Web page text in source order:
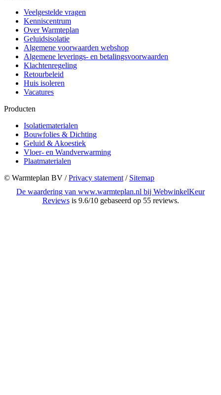
Veelgestelde vragen
Kenniscentrum
Over Warmteplan
Geluidsisolatie
Algemene voorwaarden webshop
Algemene leverings- en betalingsvoorwaarden
Klachtenregeling
Retourbeleid
Huis isoleren
Vacatures
Producten
Isolatiematerialen
Bouwfolies & Dichting
Geluid & Akoestiek
Vloer- en Wandverwarming
Plaatmaterialen
© Warmteplan BV​ /Privacy statement / Sitemap
De waardering van www.warmteplan.nl bij WebwinkelKeur
Reviewsis 9.6/10 gebaseerd op 55 reviews.